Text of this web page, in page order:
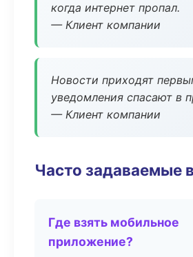
когда интернет пропал.
— Клиент компании
Новости приходят
уведомления спасают в
— Клиент компании
Часто задаваемые
Где взять мобильное
приложение?